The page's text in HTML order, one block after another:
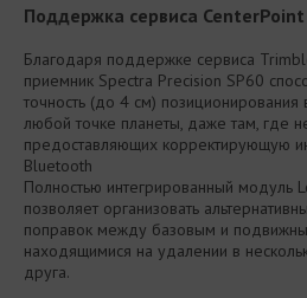
Поддержка сервиса CenterPoint
Благодаря поддержке сервиса
приемник Spectra Precision SP60
точность (до 4 см)
любой точке планеты, даже там, где
предоставляющих корректирующую
Bluetooth
Полностью интегрированный модуль
позволяет организовать
поправок между базовым и
находящимися на удалении в
друга.